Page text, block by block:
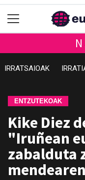
IRRATSAIOAK
ENTZUTEKOAK
Kike Diez
"Iruñean
zabalduta